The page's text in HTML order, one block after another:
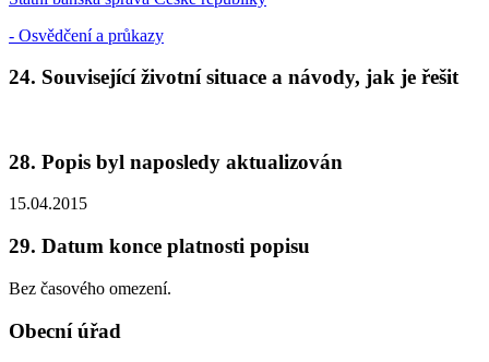
- Osvědčení a průkazy
24. Související životní situace a návody, jak je řešit
28. Popis byl naposledy aktualizován
15.04.2015
29. Datum konce platnosti popisu
Bez časového omezení.
Obecní úřad